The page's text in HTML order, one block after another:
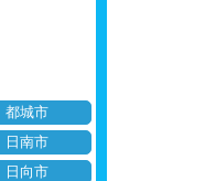
都城市
日南市
日向市